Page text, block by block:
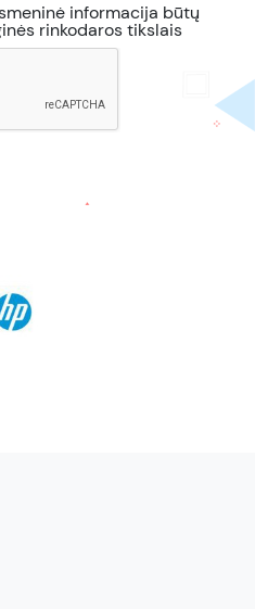
informacija būtų
rinkodaros tikslais